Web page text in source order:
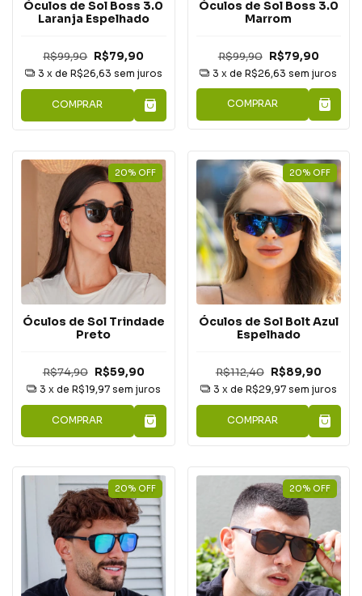
Óculos de Sol Boss 3.0
Laranja Espelhado
R$99,90 R$79,90
3 x de R$26,63 sem juros
COMPRAR
Óculos de Sol Boss 3.0
Marrom
R$99,90 R$79,90
3 x deR$26,63 sem juros
COMPRAR
20% OFF
Óculos de Sol Trindade
Preto
R$74,90 R$59,90
3 x de R$19,97 sem juros
COMPRAR
20% OFF
Óculos de Sol Bolt Azul
Espelhado
R$112,40 R$89,90
3 x de R$29,97 sem juros
COMPRAR
20% OFF 20% OFF